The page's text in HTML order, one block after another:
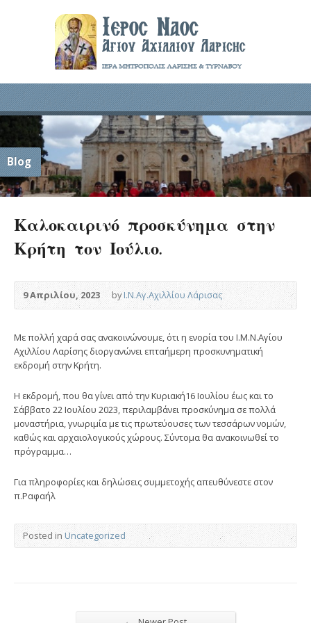
Blog
Καλοκαιρινό προσκύνημα στην
Κρήτη τον Ιούλιο.
9 Απριλίου, 2023 byΙ.Ν.Αγ.Αχιλλίου Λάρισας
Με πολλή χαρά σας ανακοινώνουμε, ότι η ενορία του Ι.Μ.Ν.Αγίου
Αχιλλίου Λαρίσης διοργανώνει επταήμερη προσκυνηματική
εκδρομή στην Κρήτη.
Η εκδρομή, που θα γίνει από την Κυριακή16 Ιουλίου έως και το
Σάββατο 22 Ιουλίου 2023, περιλαμβάνει προσκύνημα σε πολλά
μοναστήρια, γνωριμία με τις πρωτεύουσες των τεσσάρων νομών,
καθώς και αρχαιολογικούς χώρους. Σύντομα θα ανακοινωθεί το
πρόγραμμα…
Για πληροφορίες και δηλώσεις συμμετοχής απευθύνεστε στον
π.Ραφαήλ
Posted in Uncategorized